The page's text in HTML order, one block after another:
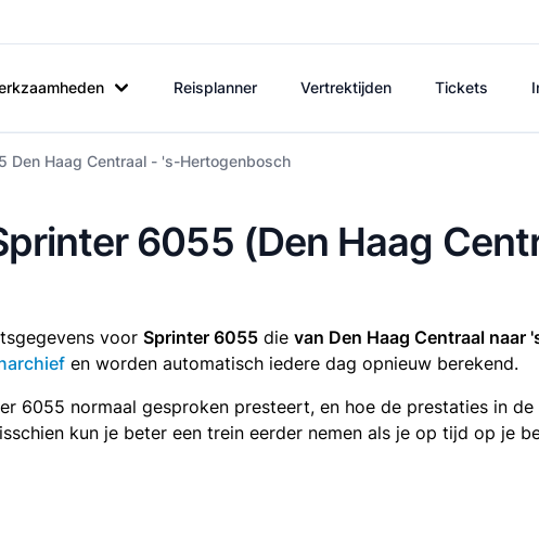
Reisplanner Vertrektijden Tickets
Den Haag Centraal - 's-Hertogenbosch
6055 (Den Haag
voor Sprinter 6055 die van Den Haag Centraal naar
en worden automatisch iedere dag opnieuw berekend.
6055 normaal gesproken presteert, en hoe de prestaties in
kun je beter een trein eerder nemen als je op tijd op je